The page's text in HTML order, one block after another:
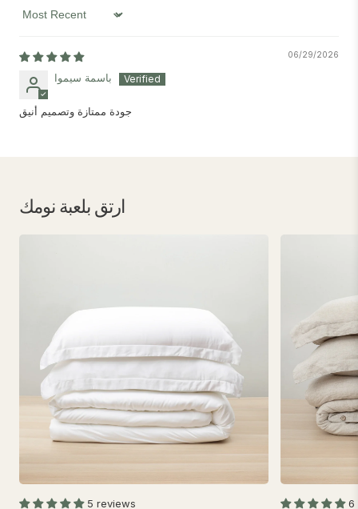
Sort by
06/29/2026
باسمة سيموا
جودة ممتازة وتصميم أنيق
ارتق بلعبة نومك
5 reviews
6